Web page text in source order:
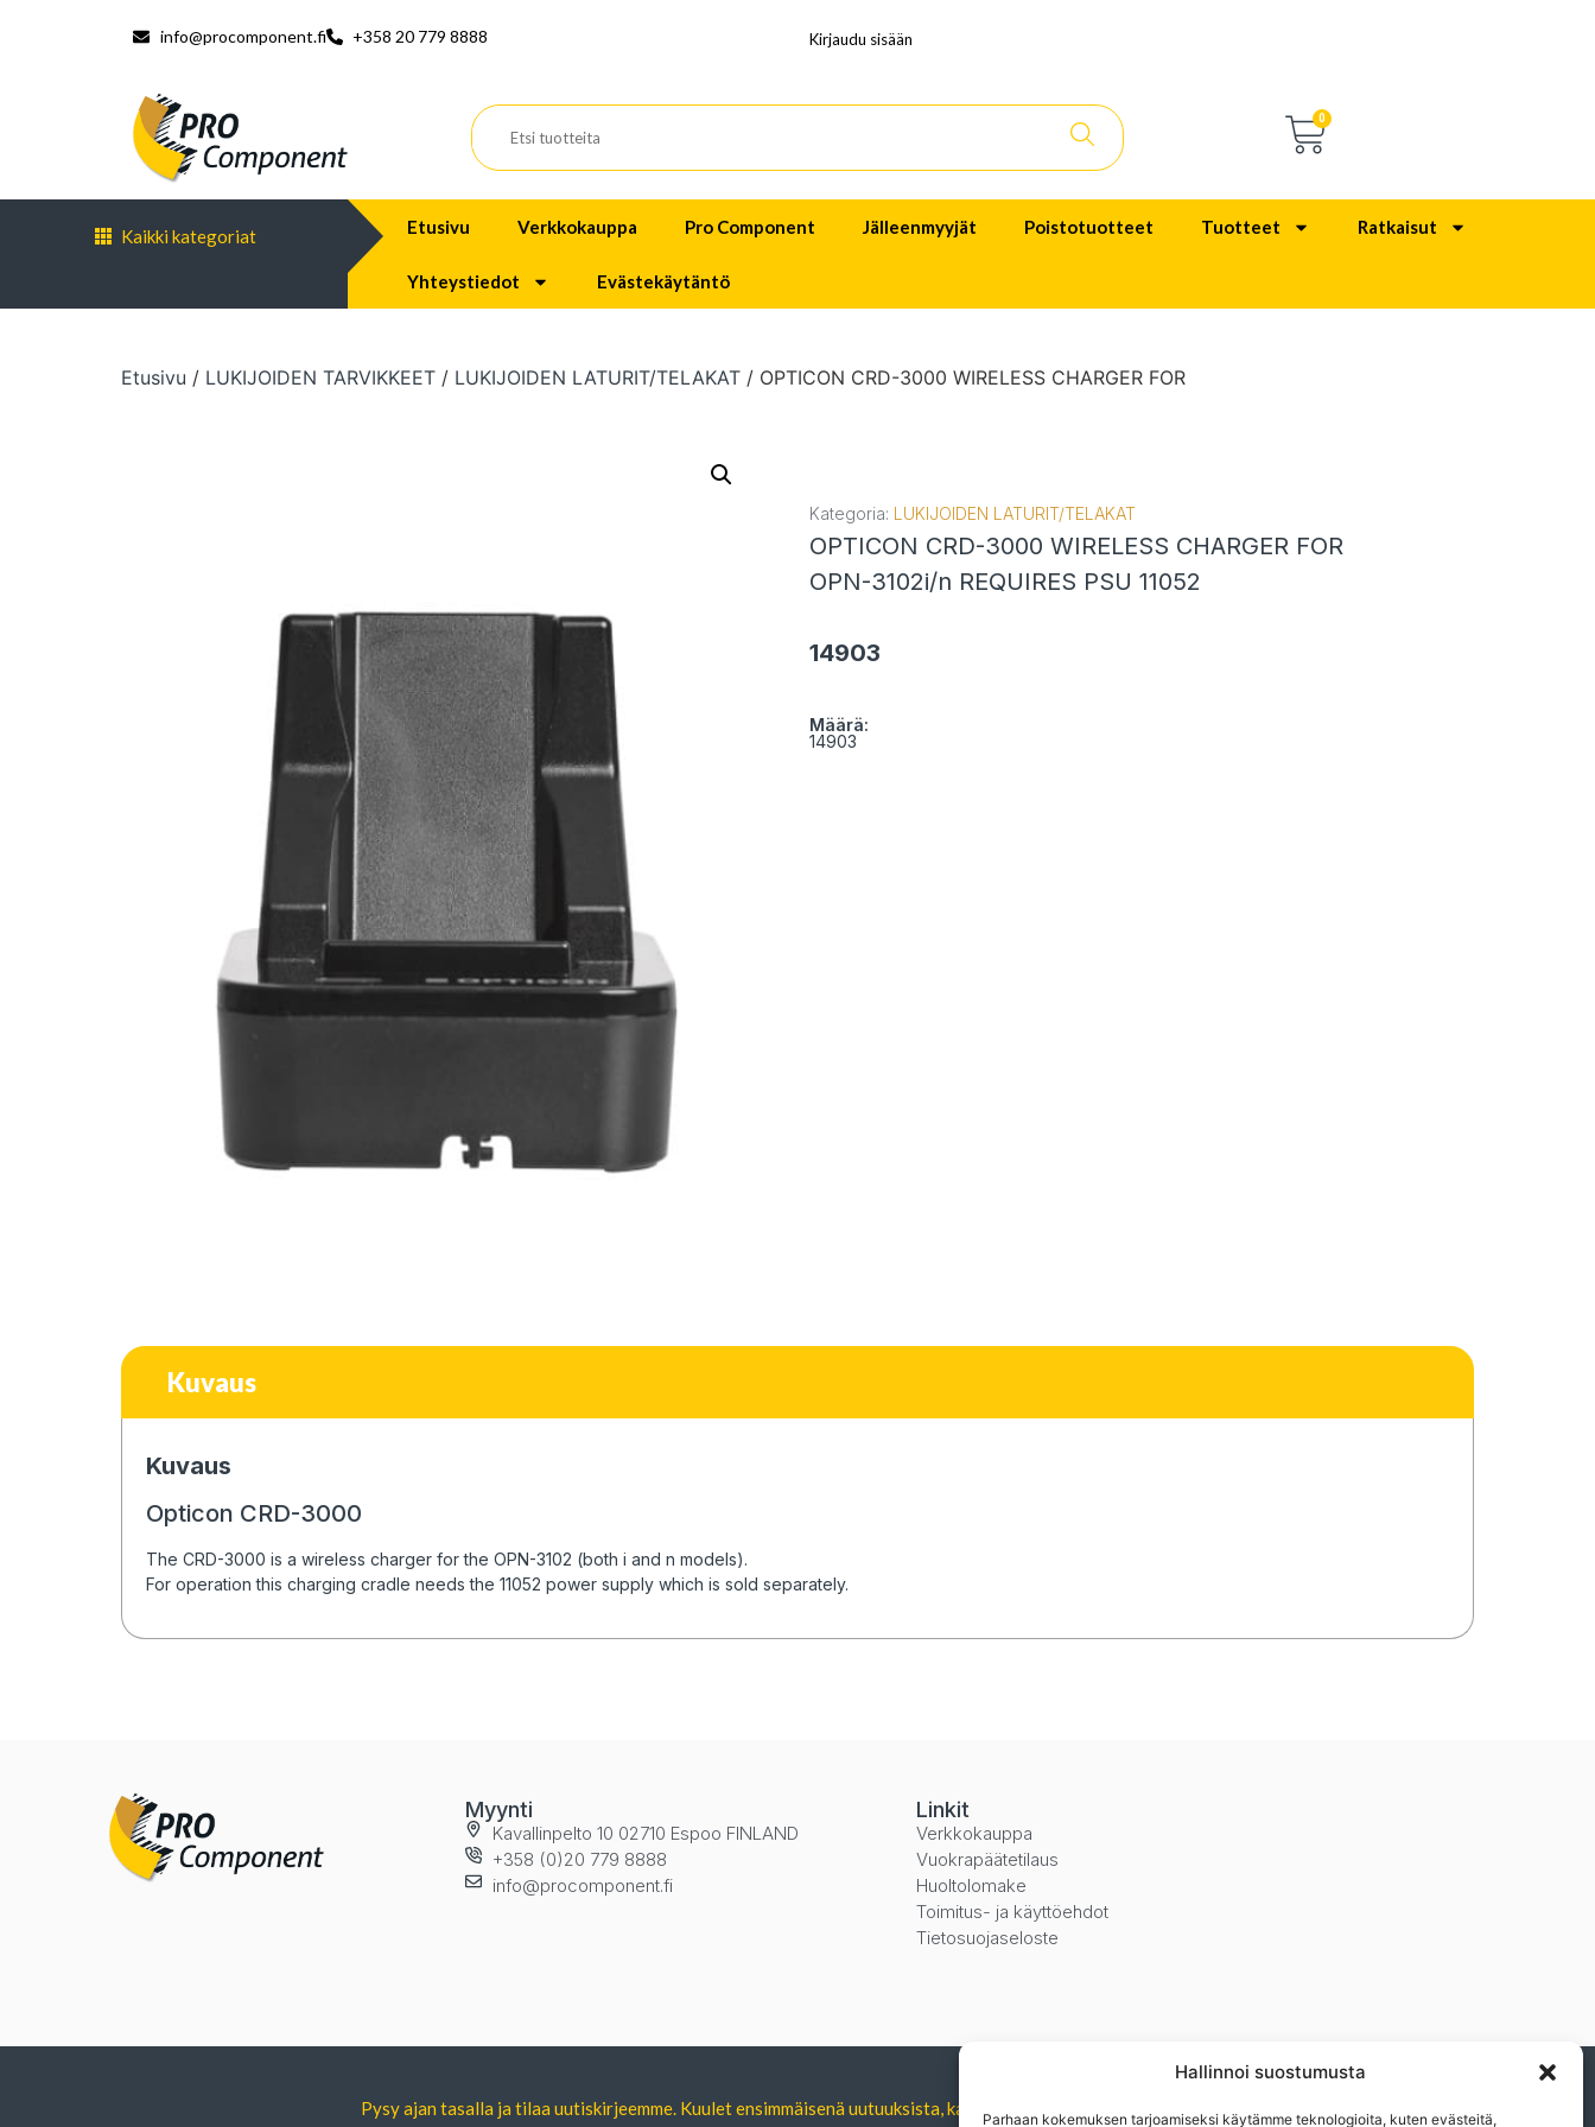
Hallinnoi suostumusta
Parhaan kokemuksen tarjoamiseksi käytämme teknologioita, kuten evästeitä,
info@procomponent.fi +358 20 779 8888 Kirjaudu sisään
0
Kaikki kategoriat Etusivu Verkkokauppa Pro Component Jälleenmyyjät Poistotuotteet Tuotteet Ratkaisut
Yhteystiedot Evästekäytäntö
Etusivu / LUKIJOIDEN TARVIKKEET / LUKIJOIDEN LATURIT/TELAKAT / OPTICON CRD-3000 WIRELESS CHARGER FOR
Kategoria: LUKIJOIDEN LATURIT/TELAKAT
OPTICON CRD-3000 WIRELESS CHARGER FOR
OPN-3102i/n REQUIRES PSU 11052
14903
Määrä:
14903
Kuvaus
Kuvaus
Opticon CRD-3000
The CRD-3000 is a wireless charger for the OPN-3102 (both i and n models).
For operation this charging cradle needs the 11052 power supply which is sold separately.
Myynti
Kavallinpelto 10 02710 Espoo FINLAND
+358 (0)20 779 8888
info@procomponent.fi
Linkit
Verkkokauppa
Vuokrapäätetilaus
Huoltolomake
Toimitus- ja käyttöehdot
Tietosuojaseloste
Pysy ajan tasalla ja tilaa uutiskirjeemme. Kuulet ensimmäisenä uutuuksista, kampanjoista ja muista eduistamme.n